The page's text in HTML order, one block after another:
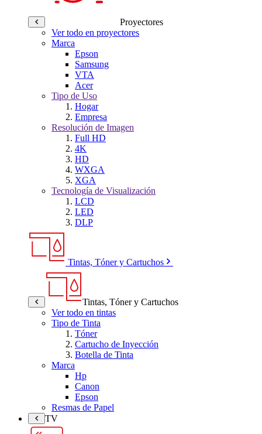
Proyectores
Ver todo en proyectores
Marca
Epson
Samsung
VTA
Acer
Tipo de Uso
Hogar
Empresa
Resolución de Imagen
Full HD
4K
HD
WXGA
XGA
Tecnología de Visualización
LCD
LED
DLP
Tintas, Tóner y Cartuchos
Tintas, Tóner y Cartuchos
Ver todo en tintas
Tipo de Tinta
Tóner
Cartucho de Inyección
Botella de Tinta
Marca
Hp
Canon
Epson
Resmas de Papel
TV